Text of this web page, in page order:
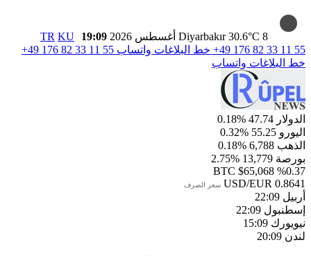
Diyarbakır 30.6°C 8 أغسطس 2026 19:09
TR KU
+49 176 82 33 11 55 خط البلاغات واتساب +49 176 82 33 11 55
خط البلاغات واتساب
الدولار 47.74
%0.18
اليورو 55.25
%0.32
الذهب 6,788
%0.18
بورصة 13,779
%2.75
BTC $65,068 %0.37
USD/EUR 0.8641 سعر الصرف
أربيل 22:09
إسطنبول 22:09
نيويورك 15:09
لندن 20:09